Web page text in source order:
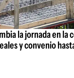
la jornada en la
y convenio